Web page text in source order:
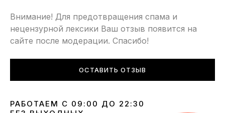
Внимание! Для предотвращения спама и
нецензурной лексики Ваш отзыв появится на
сайте после модерации. Спасибо!
ОСТАВИТЬ ОТЗЫВ
РАБОТАЕМ С 09:00 ДО 22:30